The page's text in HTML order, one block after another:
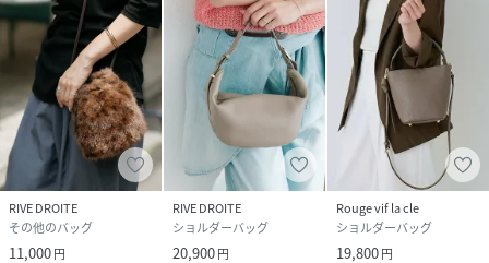
●サイズ
高さ：19cm
幅：24cm
マチ：7cm
ショルダー紐：0～115cm
巾着/マグネット開閉
内オープンポケット付き
《Q＆A》
RIVE DROITE
その他のバッグ
11,000円
RIVE DROITE
ショルダーバッグ
20,900円
Rouge vif la cle
ショルダーバッグ
19,800円